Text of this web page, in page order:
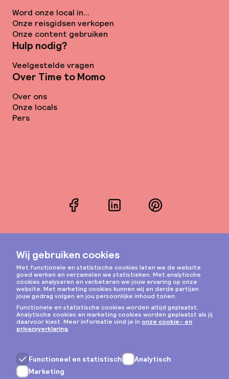
Word onze local in...
Onze reisgidsen verkopen
Onze content gebruiken
Hulp nodig?
Veelgestelde vragen
Over Time to Momo
Over ons
Onze locals
Pers
FacebookLinkedInPinterest
Instagram
Privacy & cookies
Algemene voorwaarden